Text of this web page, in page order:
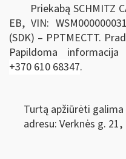
Priekabą SCHMITZ
EB, VIN:
(SDK) – PPTMECTT.
Papildoma
+370 610 68347.
Turtą apžiūrėti galima
adresu: Verknės g.